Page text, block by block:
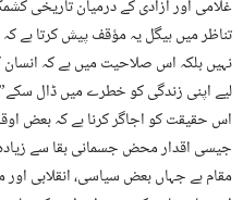
غلامی اور آزادی کے درمیان تاریخی
تناظر میں ہیگل یہ مؤقف پیش کرتا ہے
نہیں بلکہ اس صلاحیت میں ہے کہ
لیے اپنی زندگی کو خطرے میں ڈال
اس حقیقت کو اجاگر کرنا ہے کہ بعض
جیسی اقدار محض جسمانی بقا سے زیادہ
مقام ہے جہاں بعض سیاسی، انقلابی